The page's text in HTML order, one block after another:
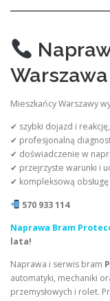
Mieszkańcy Warszawy
✔ szybki dojazd i reakcję,
✔ profesjonalną
✔ doświadczenie w
✔ przejrzyste warunki i
✔ kompleksową
570 933 114
Naprawa Bram
lata!
Naprawa i serwis bram
automatyki, mechaniki
przemysłowych i rolet.